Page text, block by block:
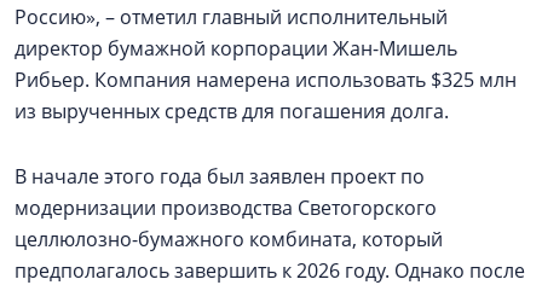
Россию», – отметил главный исполнительный
директор бумажной корпорации Жан-Мишель
Рибьер. Компания намерена использовать $325 млн
из вырученных средств для погашения долга.
В начале этого года был заявлен проект по
модернизации производства Светогорского
целлюлозно-бумажного комбината, который
предполагалось завершить к 2026 году. Однако после